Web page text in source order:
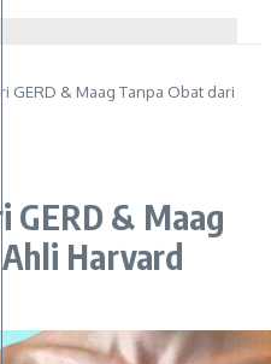
GERD & Maag Tanpa Obat dari
GERD & Maag
Harvard